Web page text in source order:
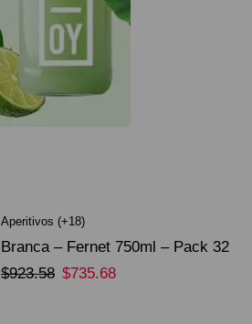
Aperitivos (+18)
Branca – Fernet 750ml – Pack 32
Unidades
$923.58 $735.68